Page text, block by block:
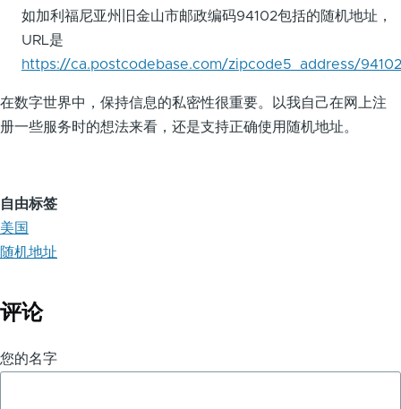
如加利福尼亚州旧金山市邮政编码94102包括的随机地址，
URL是
https://ca.postcodebase.com/zipcode5_address/94102
在数字世界中，保持信息的私密性很重要。以我自己在网上注
册一些服务时的想法来看，还是支持正确使用随机地址。
自由标签
美国
随机地址
评论
您的名字